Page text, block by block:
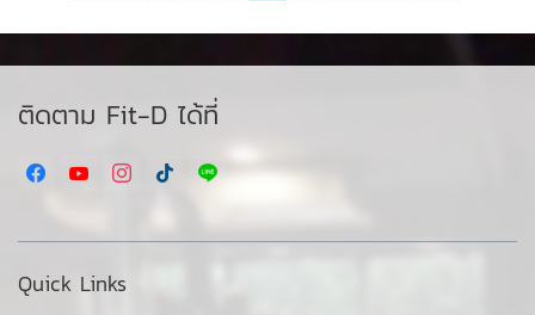
ติดตาม Fit-D ได้ที่
Quick Links